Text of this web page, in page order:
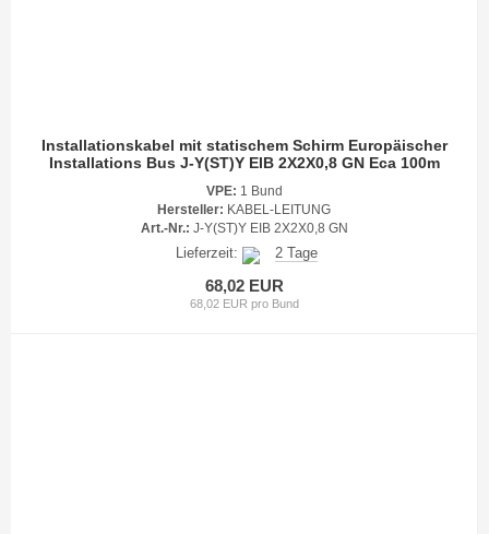
Installationskabel mit statischem Schirm Europäischer
Installations Bus J-Y(ST)Y EIB 2X2X0,8 GN Eca 100m
VPE: 1 Bund
Hersteller: KABEL-LEITUNG
Art.-Nr.: J-Y(ST)Y EIB 2X2X0,8 GN
Lieferzeit: 2 Tage
68,02 EUR
68,02 EUR pro Bund